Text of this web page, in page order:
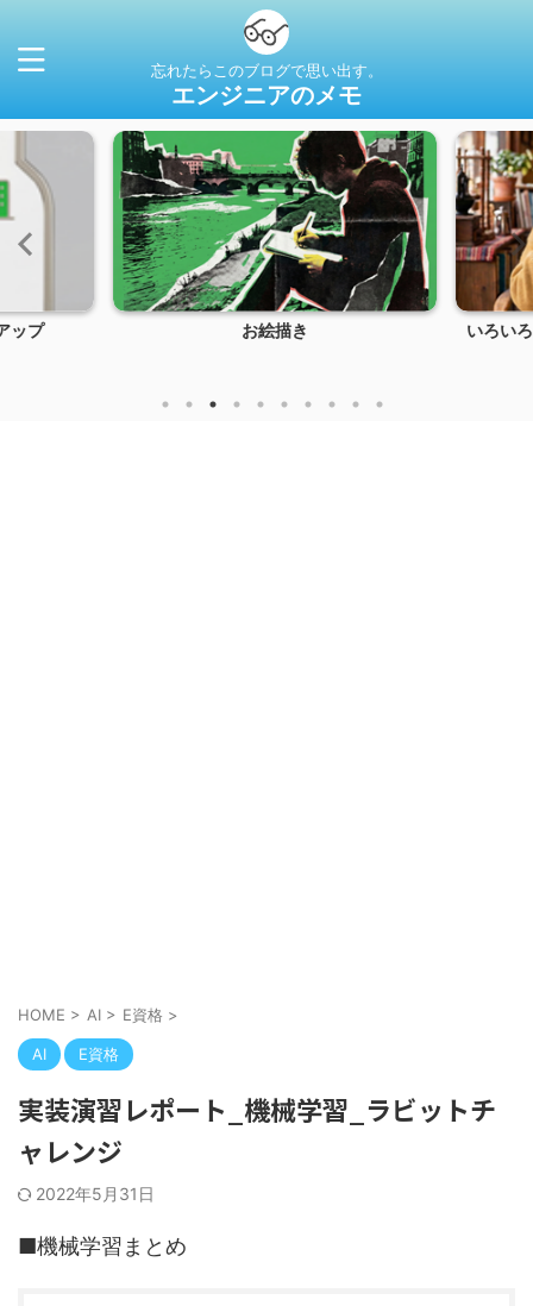
忘れたらこのブログで思い出す。
エンジニアのメモ
プ お絵描き いろい
HOME > AI > E資格 >
AI E資格
実装演習レポート_機械学習_ラビットチ
ャレンジ
2022年5月31日
■機械学習まとめ